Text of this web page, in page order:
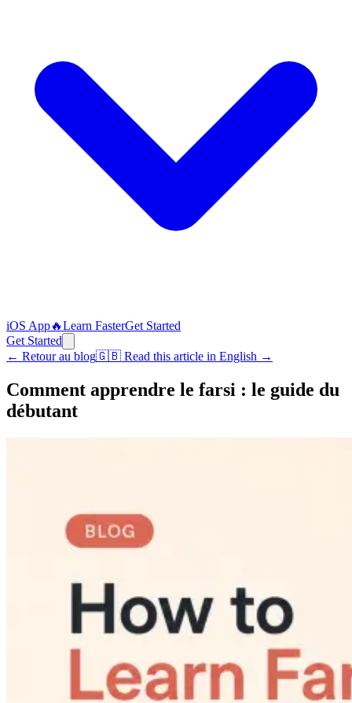
iOS App🔥Learn FasterGet Started
Get Started
← Retour au blog🇬🇧 Read this article in English →
Comment apprendre le farsi : le guide du
débutant